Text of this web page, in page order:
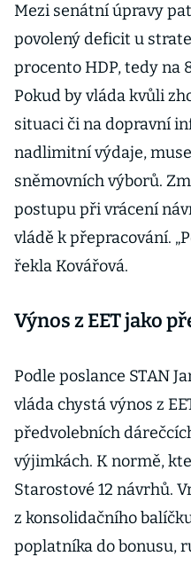
Mezi senátní úpravy
povolený deficit u
procento HDP, tedy na
Pokud by vláda kvůli
situaci či na dopravní
nadlimitní výdaje,
sněmovních výborů.
postupu při vrácení
vládě k přepracování.
řekla Kovářová.
Výnos z EET jako
Podle poslance STAN
vláda chystá výnos z
předvolebních
výjimkách. K normě,
Starostové 12 návrhů.
z konsolidačního
poplatníka do bonusu,